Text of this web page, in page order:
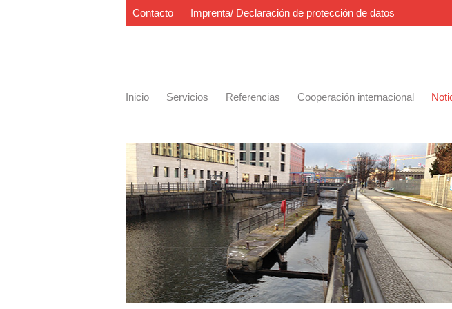
Contacto Imprenta/ Declaración de protección de datos
Inicio Servicios Referencias Cooperación internacional